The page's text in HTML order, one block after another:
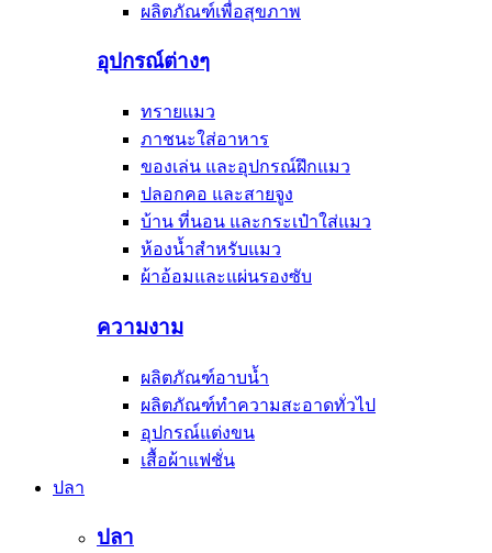
ผลิตภัณฑ์เพื่อสุขภาพ
อุปกรณ์ต่างๆ
ทรายแมว
ภาชนะใส่อาหาร
ของเล่น และอุปกรณ์ฝึกแมว
ปลอกคอ และสายจูง
บ้าน ที่นอน และกระเป๋าใส่แมว
ห้องน้ำสำหรับแมว
ผ้าอ้อมและแผ่นรองซับ
ความงาม
ผลิตภัณฑ์อาบน้ำ
ผลิตภัณฑ์ทำความสะอาดทั่วไป
อุปกรณ์แต่งขน
เสื้อผ้าแฟชั่น
ปลา
ปลา